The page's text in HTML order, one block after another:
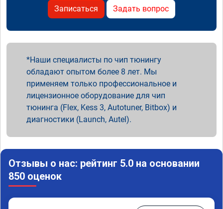
Записаться Задать вопрос
Наши специалисты по чип тюнингу
обладают опытом более 8 лет. Мы
применяем только профессиональное и
лицензионное оборудование для чип
тюнинга (Flex, Kess 3, Autotuner, Bitbox) и
диагностики (Launch, Autel).
Отзывы о нас: рейтинг 5.0 на основании
850 оценок